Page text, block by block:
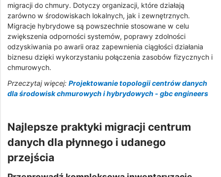
migracji do chmury. Dotyczy organizacji, które działają
zarówno w środowiskach lokalnych, jak i zewnętrznych.
Migracje hybrydowe są powszechnie stosowane w celu
zwiększenia odporności systemów, poprawy zdolności
odzyskiwania po awarii oraz zapewnienia ciągłości działania
biznesu dzięki wykorzystaniu połączenia zasobów fizycznych i
chmurowych.
Przeczytaj więcej: Projektowanie topologii centrów danych
dla środowisk chmurowych i hybrydowych - gbc engineers
Najlepsze praktyki migracji centrum
danych dla płynnego i udanego
przejścia